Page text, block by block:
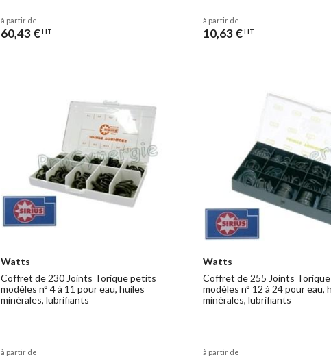
à partir de
60,43 €HT
à partir de
10,63 €HT
Watts
Coffret de 230 Joints Torique petits
modèles n° 4 à 11 pour eau, huiles
minérales, lubrifiants
à partir de
Watts
Coffret de 255 Joints
modèles n° 12 à 24 pour eau,
minérales, lubrifiants
à partir de